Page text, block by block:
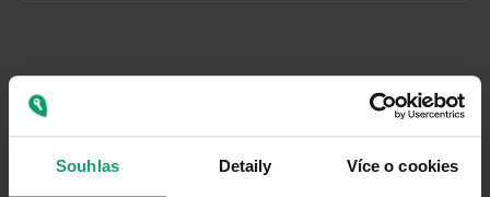
Souhlas Detaily Více o cookies
Podobné ponuky ako táto
nehnuteľnosť
PRENÁJOM CHATA/CHALUPA